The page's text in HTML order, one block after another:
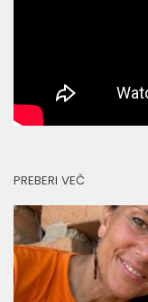
PREBERI VEČ